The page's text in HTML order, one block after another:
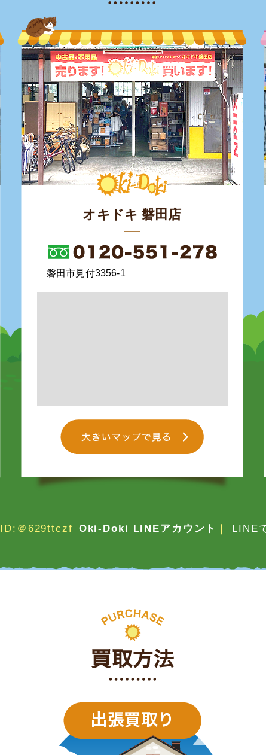
オキドキ 磐田店
磐田市見付3356-1
ID:＠629ttczf Oki-Doki LINEアカウント ｜ LINE